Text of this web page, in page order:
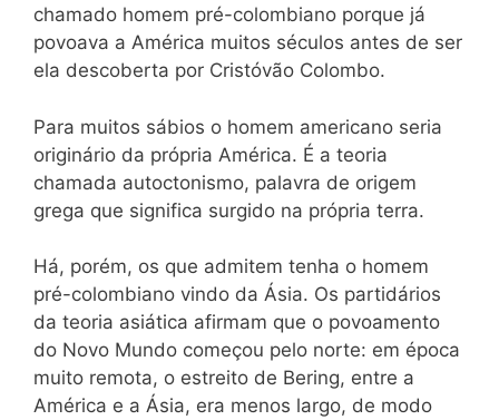
chamado homem pré-colombiano porque já
povoava a América muitos séculos antes de ser
ela descoberta por Cristóvão Colombo.
Para muitos sábios o homem americano seria
originário da própria América. É a teoria
chamada autoctonismo, palavra de origem
grega que significa surgido na própria terra.
Há, porém, os que admitem tenha o homem
pré-colombiano vindo da Ásia. Os partidários
da teoria asiática afirmam que o povoamento
do Novo Mundo começou pelo norte: em época
muito remota, o estreito de Bering, entre a
América e a Ásia, era menos largo, de modo